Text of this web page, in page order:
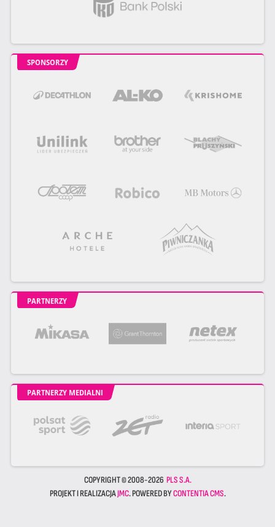
SPONSORZY
PARTNERZY
PARTNERZY MEDIALNI
COPYRIGHT © 2008-2026 PLS S.A.
PROJEKT I REALIZACJAJMC. POWERED BYCONTENTIA CMS.